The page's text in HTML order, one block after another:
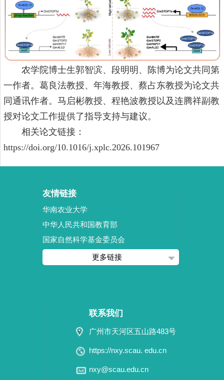
农学院博士生郭智滨、段明明、陈博为论文共同第
一作者。葛良法教授、年海教授、蔡占东教授为论文共
同通讯作者。马启彬教授、程艳波教授以及连腾祥副教
授对论文工作提供了指导支持与建议。
相关论文链接：
https://doi.org/10.1016/j.xplc.2026.101967
友情链接
华南农业大学
中华人民共和国教育部
国家自然科学基金委员会
更多链接
联系我们
广州市天河区五山路483号
https://nxy.scau. edu.cn
nxy@scau.edu.cn